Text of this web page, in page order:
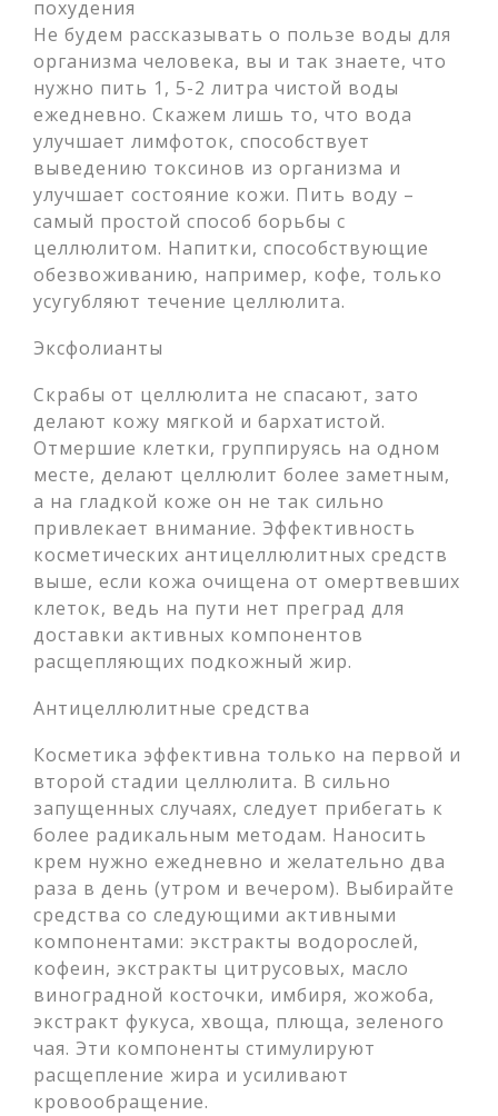
похудения
Не будем рассказывать о пользе воды для
организма человека, вы и так знаете, что
нужно пить 1, 5-2 литра чистой воды
ежедневно. Скажем лишь то, что вода
улучшает лимфоток, способствует
выведению токсинов из организма и
улучшает состояние кожи. Пить воду –
самый простой способ борьбы с
целлюлитом. Напитки, способствующие
обезвоживанию, например, кофе, только
усугубляют течение целлюлита.
Эксфолианты
Скрабы от целлюлита не спасают, зато
делают кожу мягкой и бархатистой.
Отмершие клетки, группируясь на одном
месте, делают целлюлит более заметным,
а на гладкой коже он не так сильно
привлекает внимание. Эффективность
косметических антицеллюлитных средств
выше, если кожа очищена от омертвевших
клеток, ведь на пути нет преград для
доставки активных компонентов
расщепляющих подкожный жир.
Антицеллюлитные средства
Косметика эффективна только на первой и
второй стадии целлюлита. В сильно
запущенных случаях, следует прибегать к
более радикальным методам. Наносить
крем нужно ежедневно и желательно два
раза в день (утром и вечером). Выбирайте
средства со следующими активными
компонентами: экстракты водорослей,
кофеин, экстракты цитрусовых, масло
виноградной косточки, имбиря, жожоба,
экстракт фукуса, хвоща, плюща, зеленого
чая. Эти компоненты стимулируют
расщепление жира и усиливают
кровообращение.